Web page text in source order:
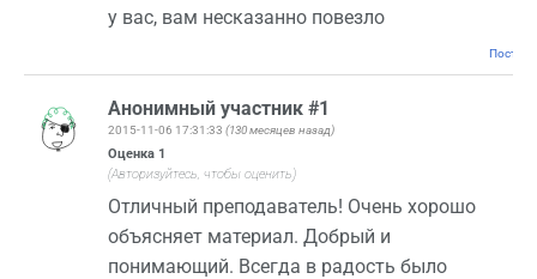
у вас, вам несказанно повезло
Анонимный участник #1
2015-11-06 17:31:33 (130 месяцев назад)
Оценка 1
(Авторизуйтесь, чтобы оценить)
Отличный преподаватель! Очень хорошо
объясняет материал. Добрый и
понимающий. Всегда в радость было